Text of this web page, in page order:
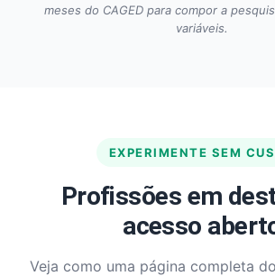
meses do CAGED para compor a
variáveis.
EXPERIMENTE SEM
Profissões em
acesso
Veja como uma página completa